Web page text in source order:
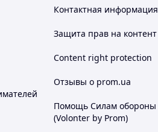
Контактная информация
Защита прав на контент
Content right protection
Отзывы о prom.ua
Помощь Силам обороны
(Volonter by Prom)